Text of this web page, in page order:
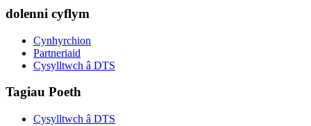
dolenni cyflym
Cynhyrchion
Partneriaid
Cysylltwch â DTS
Tagiau Poeth
Cysylltwch â DTS